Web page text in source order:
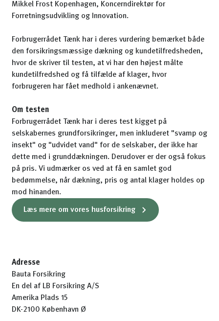
Mikkel Frost Kopenhagen, Koncerndirektør for
Forretningsudvikling og Innovation.
Forbrugerrådet Tænk har i deres vurdering bemærket både
den forsikringsmæssige dækning og kundetilfredsheden,
hvor de skriver til testen, at vi har den højest målte
kundetilfredshed og få tilfælde af klager, hvor
forbrugeren har fået medhold i ankenævnet.
Om testen
Forbrugerrådet Tænk har i deres test kigget på
selskabernes grundforsikringer, men inkluderet "svamp og
insekt" og "udvidet vand" for de selskaber, der ikke har
dette med i grunddækningen. Derudover er der også fokus
på pris. Vi udmærker os ved at få en samlet god
bedømmelse, når dækning, pris og antal klager holdes op
mod hinanden.
Læs mere om vores husforsikring
Adresse
Bauta Forsikring
En del af LB Forsikring A/S
Amerika Plads 15
DK-2100 København Ø